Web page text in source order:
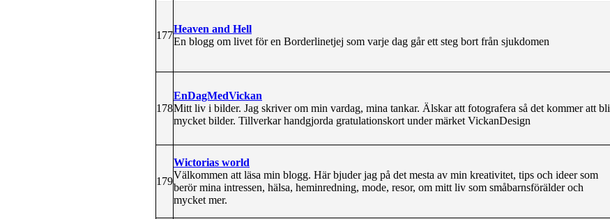
177
Heaven and Hell
En blogg om livet för en Borderlinetjej som varje dag går ett steg bort från sjukdomen
178
EnDagMedVickan
Mitt liv i bilder. Jag skriver om min vardag, mina tankar. Älskar att fotografera så det kommer att bli
mycket bilder. Tillverkar handgjorda gratulationskort under märket VickanDesign
179
Wictorias world
Välkommen att läsa min blogg. Här bjuder jag på det mesta av min kreativitet, tips och ideer som
berör mina intressen, hälsa, heminredning, mode, resor, om mitt liv som småbarnsförälder och
mycket mer.